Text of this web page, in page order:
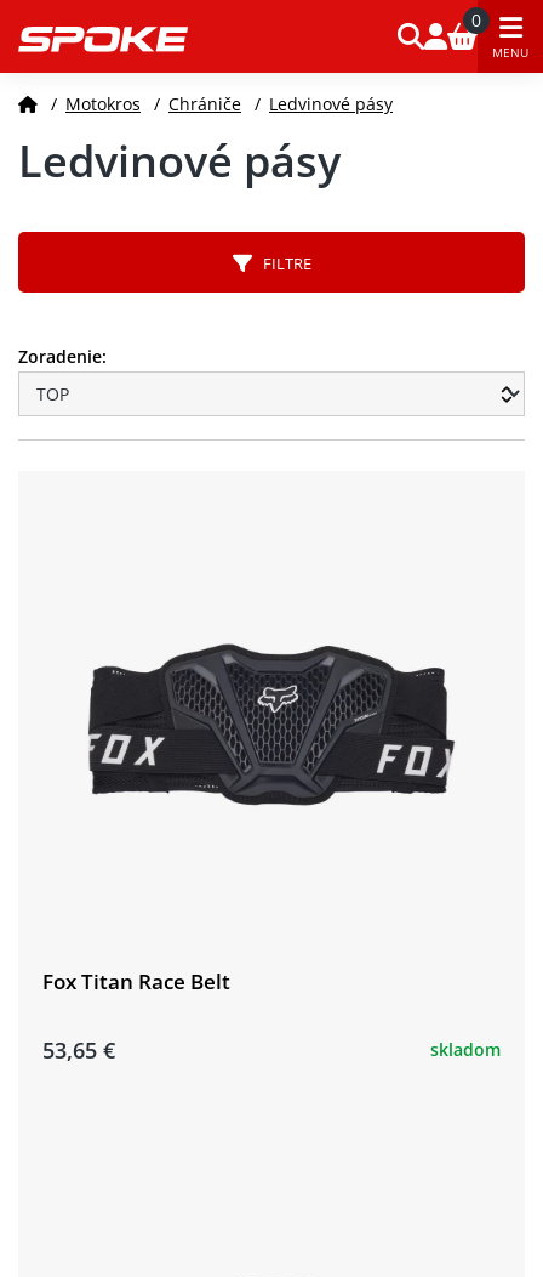
0
MENU
/ Motokros / Chrániče / Ledvinové pásy
Ledvinové pásy
FILTRE
Zoradenie:
Fox Titan Race Belt
53,65 € skladom